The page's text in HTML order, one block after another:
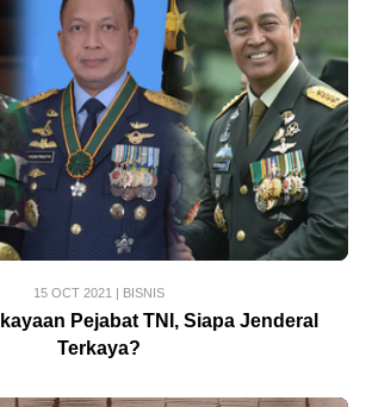
15 OCT 2021 | BISNIS
Pejabat TNI, Siapa Jenderal
Terkaya?